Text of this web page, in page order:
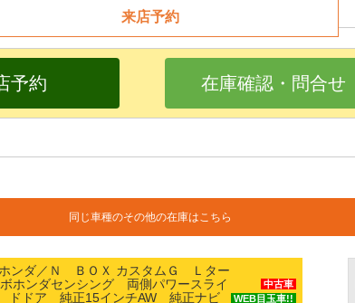
来店予約
予約 在庫確認・問合せ
同じ車種のその他の在庫はこちら
ニッサン／ルークス Ｘ エマージェンシーブ
レーキ パワースライドドア ナビ アラウン
ドビューモニター ETC スマートキー
中古車